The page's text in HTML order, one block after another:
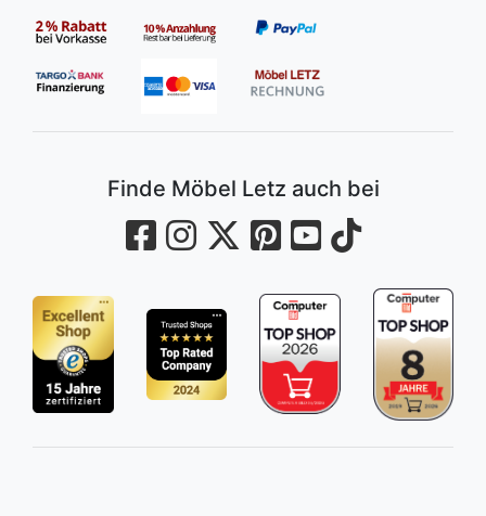
Finde Möbel Letz auch bei